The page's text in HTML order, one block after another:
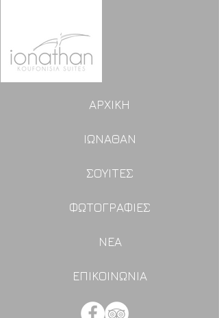
ΑΡΧΙΚΗ
ΙΩΝΑΘΑΝ
ΣΟΥΙΤΕΣ
ΦΩΤΟΓΡΑΦΙΕΣ
ΝΕΑ
ΕΠΙΚΟΙΝΩΝΙΑ